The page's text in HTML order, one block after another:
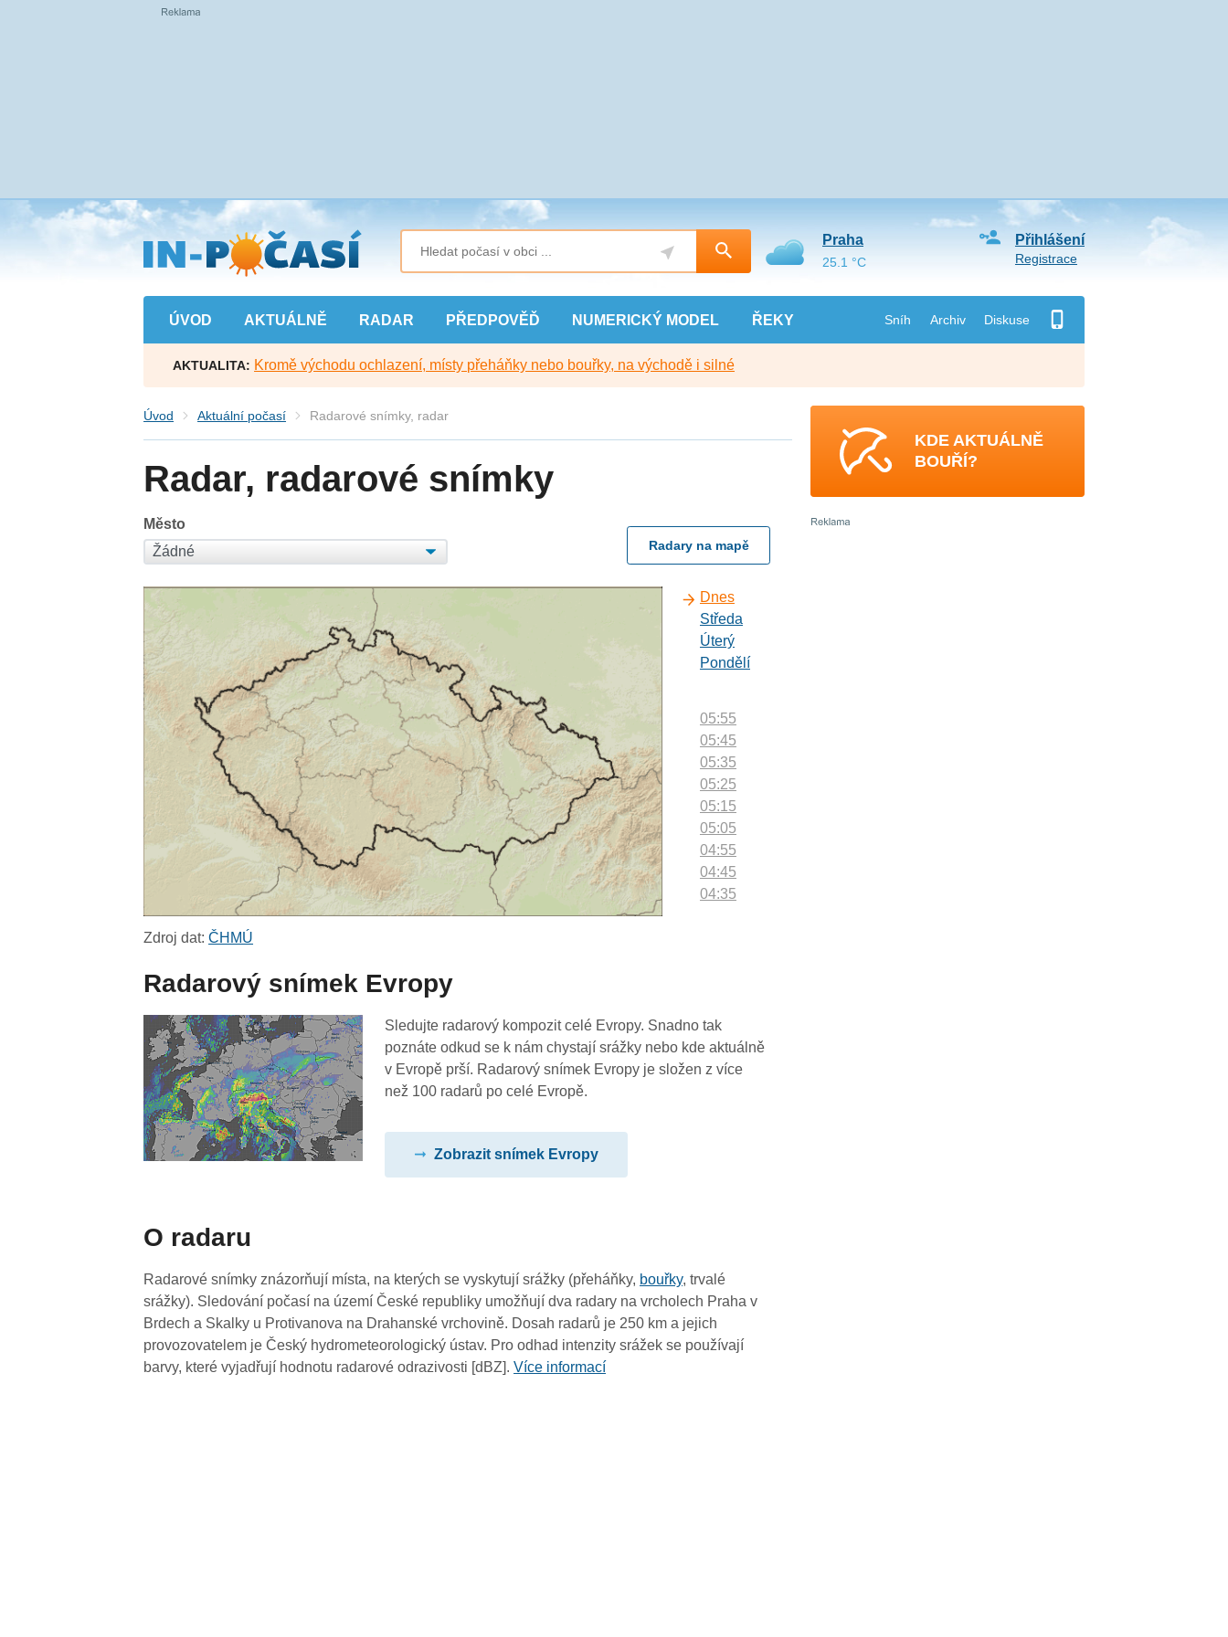
Přejít
na
hlavní
obsah
ÚVOD AKTUÁLNĚ RADAR PŘEDPOVĚĎ NUMERICKÝ MODEL ŘEKY Sníh Archiv Diskuse
Přihlášení
Registrace
Praha
25.1 °C
AKTUALITA: Kromě východu ochlazení, místy přeháňky nebo bouřky, na východě i silné
Úvod Aktuální počasí Radarové snímky, radar
Radar, radarové snímky
Město
Radary na mapě
Dnes
Středa
Úterý
Pondělí
05:55
05:45
05:35
05:25
05:15
05:05
04:55
04:45
04:35
03:35
03:25
03:15
01:35
01:25
01:15
01:05
Zdroj dat:ČHMÚ
Radarový snímek Evropy
Sledujte radarový kompozit celé Evropy. Snadno tak
poznáte odkud se k nám chystají srážky nebo kde aktuálně
v Evropě prší. Radarový snímek Evropy je složen z více
než 100 radarů po celé Evropě.
Zobrazit snímek Evropy
O radaru
Radarové snímky znázorňují místa, na kterých se vyskytují srážky (přeháňky, bouřky, trvalé
srážky). Sledování počasí na území České republiky umožňují dva radary na vrcholech Praha v
Brdech a Skalky u Protivanova na Drahanské vrchovině. Dosah radarů je 250 km a jejich
provozovatelem je Český hydrometeorologický ústav. Pro odhad intenzity srážek se používají
barvy, které vyjadřují hodnotu radarové odrazivosti [dBZ].Více informací
KDE AKTUÁLNĚ
BOUŘÍ?